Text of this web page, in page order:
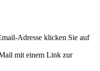
Adresse klicken Sie auf
mit einem Link zur